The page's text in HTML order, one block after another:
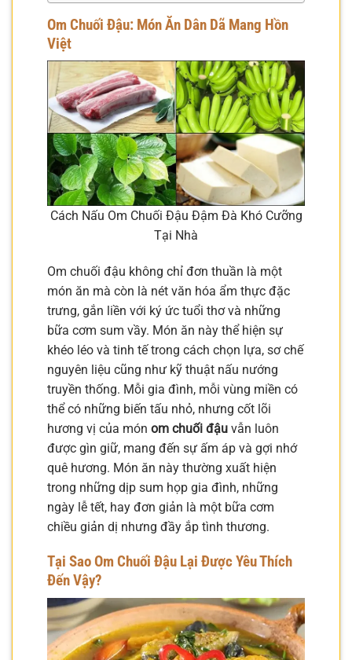
Om Chuối Đậu: Món Ăn Dân Dã Mang Hồn
Việt
Cách Nấu Om Chuối Đậu Đậm Đà Khó Cưỡng
Tại Nhà
Om chuối đậu không chỉ đơn thuần là một
món ăn mà còn là nét văn hóa ẩm thực đặc
trưng, gắn liền với ký ức tuổi thơ và những
bữa cơm sum vầy. Món ăn này thể hiện sự
khéo léo và tinh tế trong cách chọn lựa, sơ chế
nguyên liệu cũng như kỹ thuật nấu nướng
truyền thống. Mỗi gia đình, mỗi vùng miền có
thể có những biến tấu nhỏ, nhưng cốt lõi
hương vị của món om chuối đậu vẫn luôn
được gìn giữ, mang đến sự ấm áp và gợi nhớ
quê hương. Món ăn này thường xuất hiện
trong những dịp sum họp gia đình, những
ngày lễ tết, hay đơn giản là một bữa cơm
chiều giản dị nhưng đầy ắp tình thương.
Tại Sao Om Chuối Đậu Lại Được Yêu Thích
Đến Vậy?